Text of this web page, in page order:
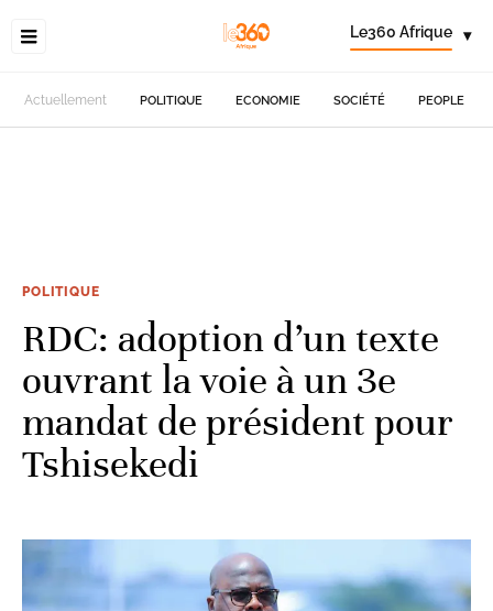
Le360 Afrique ▾
Actuellement POLITIQUE ECONOMIE SOCIÉTÉ PEOPLE
POLITIQUE
RDC: adoption d’un texte
ouvrant la voie à un 3e
mandat de président pour
Tshisekedi